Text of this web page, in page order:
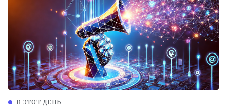
В ЭТОТ ДЕНЬ